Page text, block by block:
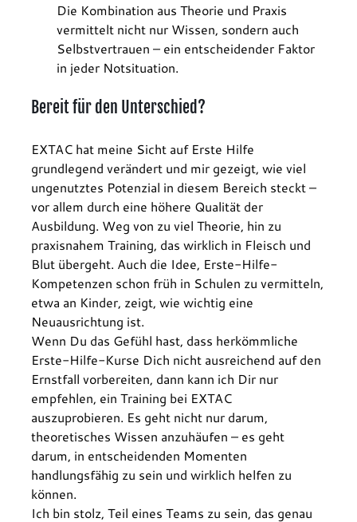
Die Kombination aus Theorie und Praxis
vermittelt nicht nur Wissen, sondern auch
Selbstvertrauen – ein entscheidender Faktor
in jeder Notsituation.
Bereit für den Unterschied?
EXTAC hat meine Sicht auf Erste Hilfe
grundlegend verändert und mir gezeigt, wie viel
ungenutztes Potenzial in diesem Bereich steckt –
vor allem durch eine höhere Qualität der
Ausbildung. Weg von zu viel Theorie, hin zu
praxisnahem Training, das wirklich in Fleisch und
Blut übergeht. Auch die Idee, Erste-Hilfe-
Kompetenzen schon früh in Schulen zu vermitteln,
etwa an Kinder, zeigt, wie wichtig eine
Neuausrichtung ist.
Wenn Du das Gefühl hast, dass herkömmliche
Erste-Hilfe-Kurse Dich nicht ausreichend auf den
Ernstfall vorbereiten, dann kann ich Dir nur
empfehlen, ein Training bei EXTAC
auszuprobieren. Es geht nicht nur darum,
theoretisches Wissen anzuhäufen – es geht
darum, in entscheidenden Momenten
handlungsfähig zu sein und wirklich helfen zu
können.
Ich bin stolz, Teil eines Teams zu sein, das genau